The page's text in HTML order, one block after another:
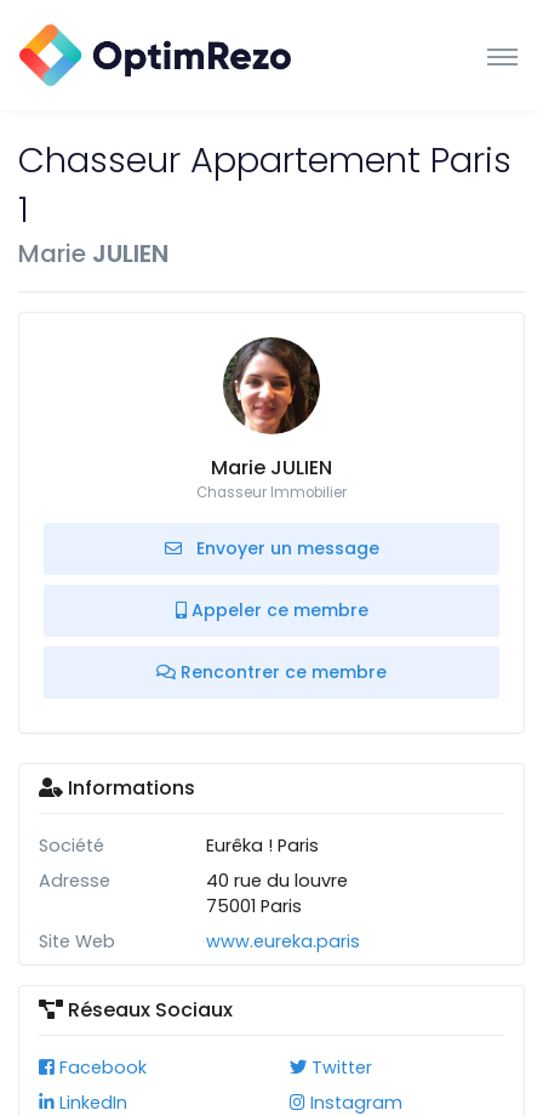
Chasseur Appartement Paris
1
Marie JULIEN
Marie JULIEN
Chasseur Immobilier
Envoyer un message
Appeler ce membre
Rencontrer ce membre
Informations
Société
Eurêka ! Paris
Adresse
40 rue du louvre
75001 Paris
Site Web
www.eureka.paris
Réseaux Sociaux
Facebook
Twitter
LinkedIn
Instagram